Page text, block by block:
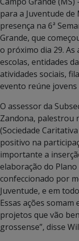
para a Juventude de
presença na 6ª
Grande, que
o próximo dia 29. As
escolas, entidades
atividades sociais,
evento reúne
O assessor da
Zandona, palestrou
(Sociedade
positivo na
importante a
elaboração do
confeccionado por
Juventude, e em
Essas ações
projetos que vão
grossense”, disse